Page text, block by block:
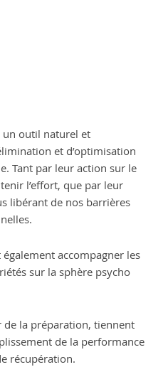
un outil naturel et
et d’optimisation
Tant par leur action sur le
l’effort, que par leur
libérant de nos barrières
accompagner les
sur la sphère psycho
la préparation, tiennent
de la performance
récupération.